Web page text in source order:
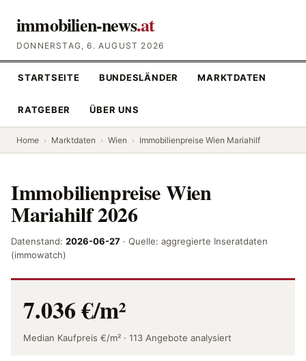
immobilien-news.at
DONNERSTAG, 6. AUGUST 2026
STARTSEITE BUNDESLÄNDER MARKTDATEN
RATGEBER ÜBER UNS
Home › Marktdaten › Wien › Immobilienpreise Wien Mariahilf
Immobilienpreise Wien
Mariahilf 2026
Datenstand: 2026-06-27 · Quelle: aggregierte Inseratdaten
(immowatch)
7.036 €/m²
Median Kaufpreis €/m² · 113 Angebote analysiert